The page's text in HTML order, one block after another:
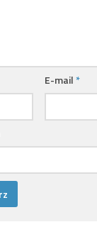
E-mail *